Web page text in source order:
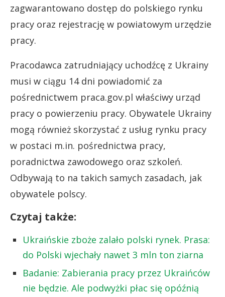
zagwarantowano dostęp do polskiego rynku
pracy oraz rejestrację w powiatowym urzędzie
pracy.
Pracodawca zatrudniający uchodźcę z Ukrainy
musi w ciągu 14 dni powiadomić za
pośrednictwem praca.gov.pl właściwy urząd
pracy o powierzeniu pracy. Obywatele Ukrainy
mogą również skorzystać z usług rynku pracy
w postaci m.in. pośrednictwa pracy,
poradnictwa zawodowego oraz szkoleń.
Odbywają to na takich samych zasadach, jak
obywatele polscy.
Czytaj także:
Ukraińskie zboże zalało polski rynek. Prasa:
do Polski wjechały nawet 3 mln ton ziarna
Badanie: Zabierania pracy przez Ukraińców
nie będzie. Ale podwyżki płac się opóźnią